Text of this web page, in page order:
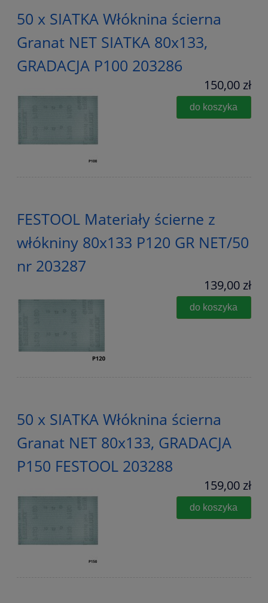
50 x SIATKA Włóknina ścierna
Granat NET SIATKA 80x133,
GRADACJA P100 203286
150,00 zł
do koszyka
FESTOOL Materiały ścierne z
włókniny 80x133 P120 GR NET/50
nr 203287
139,00 zł
do koszyka
50 x SIATKA Włóknina ścierna
Granat NET 80x133, GRADACJA
P150 FESTOOL 203288
159,00 zł
do koszyka